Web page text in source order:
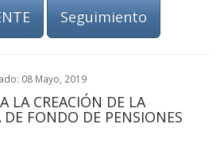
Seguimiento
08 Mayo, 2019
LA CREACIÓN DE LA
FONDO DE PENSIONES